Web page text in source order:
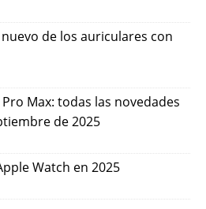
de los auriculares con
Max: todas las novedades
de 2025
Watch en 2025